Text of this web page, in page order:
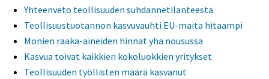
Yhteenveto teollisuuden suhdannetilanteesta
Teollisuustuotannon kasvuvauhti EU-maita hitaampi
Monien raaka-aineiden hinnat yhä nousussa
Kasvua toivat kaikkien kokoluokkien yritykset
Teollisuuden työllisten määrä kasvanut